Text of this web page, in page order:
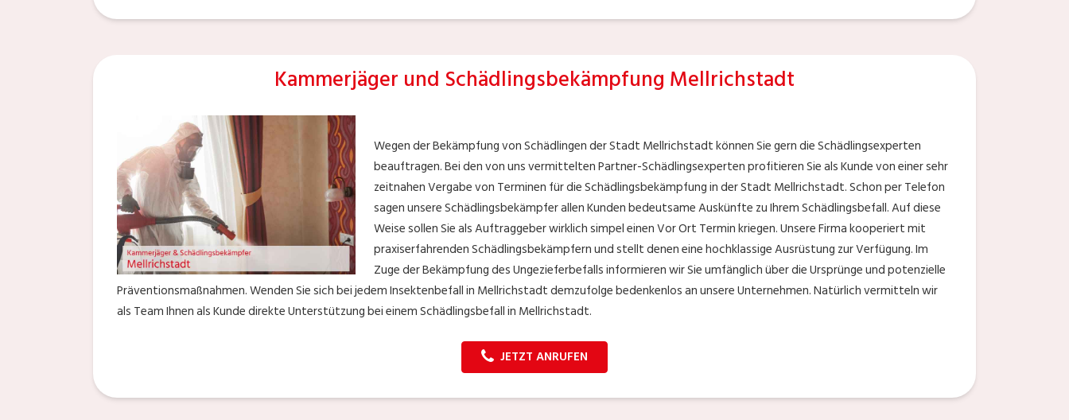
Kammerjäger und Schädlingsbekämpfung Mellrichstadt
Wegen der Bekämpfung von Schädlingen der Stadt Mellrichstadt können Sie gern die Schädlingsexperten
beauftragen. Bei den von uns vermittelten Partner-Schädlingsexperten profitieren Sie als Kunde von einer sehr
zeitnahen Vergabe von Terminen für die Schädlingsbekämpfung in der Stadt Mellrichstadt. Schon per Telefon
sagen unsere Schädlingsbekämpfer allen Kunden bedeutsame Auskünfte zu Ihrem Schädlingsbefall. Auf diese
Weise sollen Sie als Auftraggeber wirklich simpel einen Vor Ort Termin kriegen. Unsere Firma kooperiert mit
praxiserfahrenden Schädlingsbekämpfern und stellt denen eine hochklassige Ausrüstung zur Verfügung. Im
Zuge der Bekämpfung des Ungezieferbefalls informieren wir Sie umfänglich über die Ursprünge und potenzielle
Präventionsmaßnahmen. Wenden Sie sich bei jedem Insektenbefall in Mellrichstadt demzufolge bedenkenlos an unsere Unternehmen. Natürlich vermitteln wir
als Team Ihnen als Kunde direkte Unterstützung bei einem Schädlingsbefall in Mellrichstadt.
JETZT ANRUFEN